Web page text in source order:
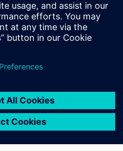
VS121-P
Milesight LoRaWAN з